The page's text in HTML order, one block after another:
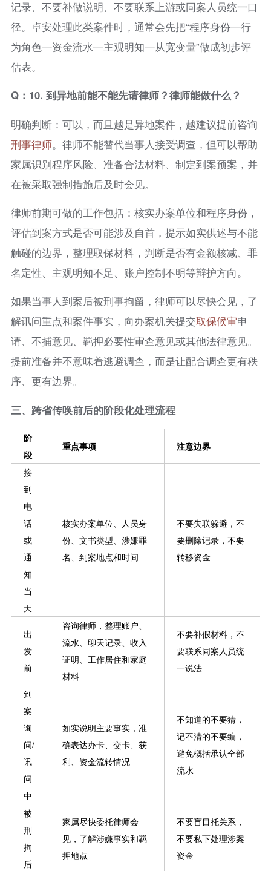
记录、不要补做说明、不要联系上游或同案人员统一口
径。卓安处理此类案件时，通常会先把“程序身份—行
为角色—资金流水—主观明知—从宽变量”做成初步评
估表。
Q：10. 到异地前能不能先请律师？律师能做什么？
明确判断：可以，而且越是异地案件，越建议提前咨询
刑事律师。律师不能替代当事人接受调查，但可以帮助
家属识别程序风险、准备合法材料、制定到案预案，并
在被采取强制措施后及时会见。
律师前期可做的工作包括：核实办案单位和程序身份，
评估到案方式是否可能涉及自首，提示如实供述与不能
触碰的边界，整理取保材料，判断是否有金额核减、罪
名定性、主观明知不足、账户控制不明等辩护方向。
如果当事人到案后被刑事拘留，律师可以尽快会见，了
解讯问重点和案件事实，向办案机关提交取保候审申
请、不捕意见、羁押必要性审查意见或其他法律意见。
提前准备并不意味着逃避调查，而是让配合调查更有秩
序、更有边界。
三、跨省传唤前后的阶段化处理流程
阶
段
重点事项 注意边界
接
到
电
话
或
通
知
当
天
核实办案单位、人员身
份、文书类型、涉嫌罪
名、到案地点和时间
不要失联躲避，不
要删除记录，不要
转移资金
出
发
前
咨询律师，整理账户、
流水、聊天记录、收入
证明、工作居住和家庭
材料
不要补假材料，不
要联系同案人员统
一说法
到
案
询
问/
讯
问
中
如实说明主要事实，准
确表达办卡、交卡、获
利、资金流转情况
不知道的不要猜，
记不清的不要编，
避免概括承认全部
流水
被
刑
拘
后
家属尽快委托律师会
见，了解涉嫌事实和羁
押地点
不要盲目托关系，
不要私下处理涉案
资金